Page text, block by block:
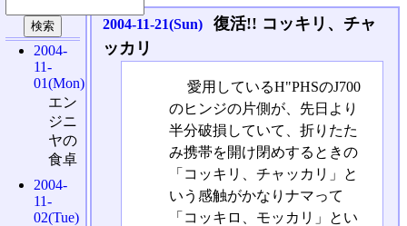
2004-11-21(Sun)
復活!! コッキリ、チャ
ッカリ
愛用しているH"PHSのJ700
のヒンジの片側が、先日より
半分破損していて、折りたた
み携帯を開け閉めするときの
「コッキリ、チャッカリ」と
いう感触がかなりナマって
「コッキロ、モッカリ」とい
2004-
11-
01(Mon)
エン
ジニ
ヤの
食卓
2004-
11-
02(Tue)